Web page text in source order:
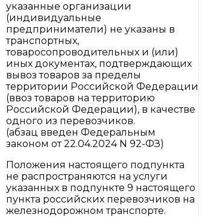
указанные организации
(индивидуальные
предприниматели) не указаны в
транспортных,
товаросопроводительных и (или)
иных документах, подтверждающих
вывоз товаров за пределы
территории Российской Федерации
(ввоз товаров на территорию
Российской Федерации), в качестве
одного из перевозчиков.
(абзац введен Федеральным
законом от 22.04.2024 N 92-ФЗ)
Положения настоящего подпункта
не распространяются на услуги
указанных в подпункте 9 настоящего
пункта российских перевозчиков на
железнодорожном транспорте.